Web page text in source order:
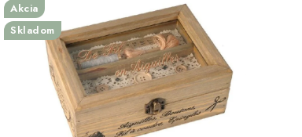
Akcia
Skladom